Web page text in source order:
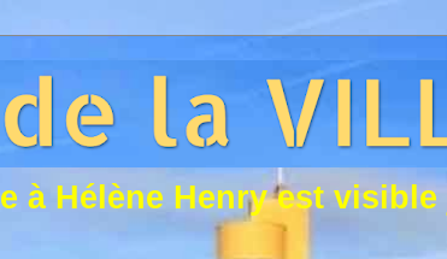
e à Hé ène Henry est visi b e